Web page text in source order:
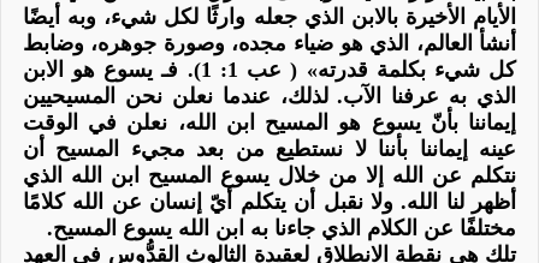
الأيام الأخيرة بالابن الذي جعله وارثًا لكل شيء، وبه أيضًا
أنشأ العالم، الذي هو ضياء مجده، وصورة جوهره، وضابط
كل شيء بكلمة قدرته» ( عب 1: 1). فـ يسوع هو الابن
الذي به عرفنا الآب. لذلك، عندما نعلن نحن المسيحيين
إيماننا بأنّ يسوع هو المسيح ابن الله، نعلن في الوقت
عينه إيماننا بأننالا نستطيع من بعد مجيء المسيح أن
نتكلم عن الله إلا من خلال يسوع المسيح ابن الله الذي
أظهر لنا الله. ولا نقبل أن يتكلم أيّ إنسان عن الله كلامًا
مختلفًا عن الكلام الذي جاءنا به ابن الله يسوع المسيح.
تلك هي نقطة الانطلاق لعقيدة الثالوث القدُّوس في العهد